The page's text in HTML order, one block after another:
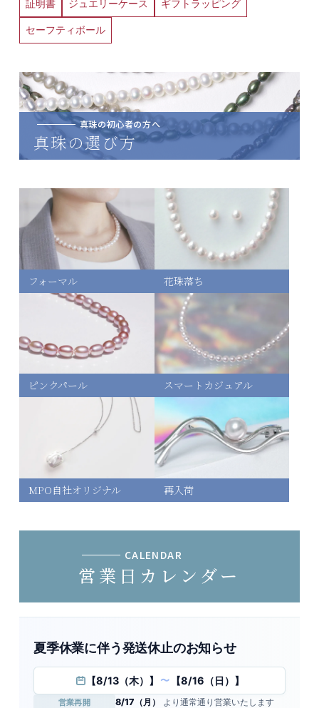
証明書 ジュエリーケース ギフトラッピング
セーフティボール
真珠の初心者の方へ
真珠の選び方
フォーマル 花珠落ち
ピンクパール スマートカジュアル
MPO自社オリジナル 再入荷
CALENDAR
営業日カレンダー
夏季休業に伴う発送休止のお知らせ
【8/13（木）】 〜 【8/16（日）】
営業再開 8/17（月） より通常通り営業いたします